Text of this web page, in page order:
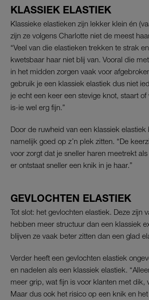
KLASSIEK ELASTIEK
Klassieke elastieken zijn lekker klein én
zijn ze volgens Charlotte niet de meest
“Veel van die elastieken trekken te strak
kwetsbaar haar niet blij van. Vooral die
in het midden zorgen vaak voor
gebruik je een klassiek elastiek dus niet
je echt een keer een stevige knot, staart
is-ie wel erg fijn.”
Door de ruwheid van een klassiek elastiek
namelijk goed op z’n plek zitten. “De
voor zorgt dat je sneller haren meetrekt als
er ontstaat sneller een knik in je haar.”
GEVLOCHTEN ELASTIEK
Tot slot: het gevlochten elastiek. Deze zijn
hebben meer structuur dan een klassiek
blijven ze vaak beter zitten dan een glad
Verder heeft een gevlochten elastiek
en nadelen als een klassiek elastiek.
meer grip, wat fijn is voor klanten met dik,
Maar dus ook het risico op een knik en